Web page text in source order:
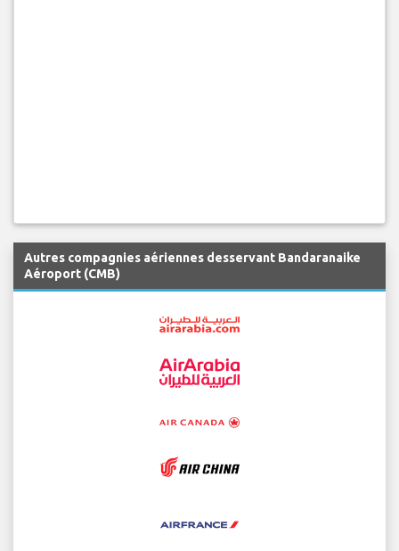
Autres compagnies aériennes desservant Bandaranaike
Aéroport (CMB)